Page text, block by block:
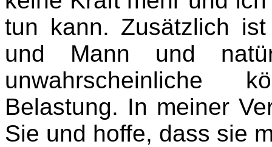
tun kann. Zusätzlich
und Mann und
unwahrscheinliche
Belastung. In meiner
Sie und hoffe, dass sie